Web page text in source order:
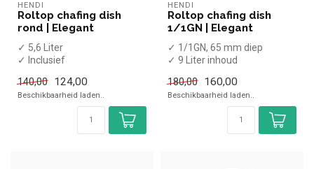
HENDI
Roltop chafing dish
rond | Elegant
✓ 5,6 Liter
✓ Inclusief
✓ Breedte 51 cm, diepte 54
cm, hoogte...
140,00 124,00
Beschikbaarheid laden..
HENDI
Roltop chafing dish
1/1GN | Elegant
✓ 1/1GN, 65 mm diep
✓ 9 Liter inhoud
brandpastahouders en 1x
1/1...
180,00 160,00
Beschikbaarheid laden..